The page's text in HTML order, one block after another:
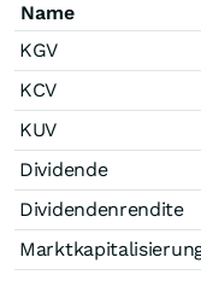
Name
KGV
KCV
KUV
Dividende
Dividendenrendite